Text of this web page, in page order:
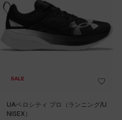
SALE
UAベロシティ プロ（ランニング/U
NISEX）